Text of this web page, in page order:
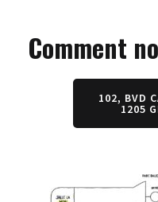
Comment
102, BVD
1205